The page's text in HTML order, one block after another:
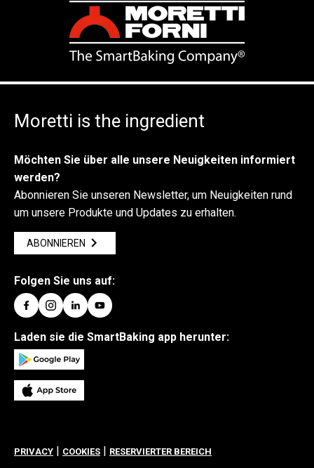
Moretti is the ingredient
Möchten Sie über alle unsere Neuigkeiten informiert
werden?
Abonnieren Sie unseren Newsletter, um Neuigkeiten rund
um unsere Produkte und Updates zu erhalten.
ABONNIEREN
Folgen Sie uns auf:
Laden sie die SmartBaking app herunter:
PRIVACY | COOKIES | RESERVIERTER BEREICH